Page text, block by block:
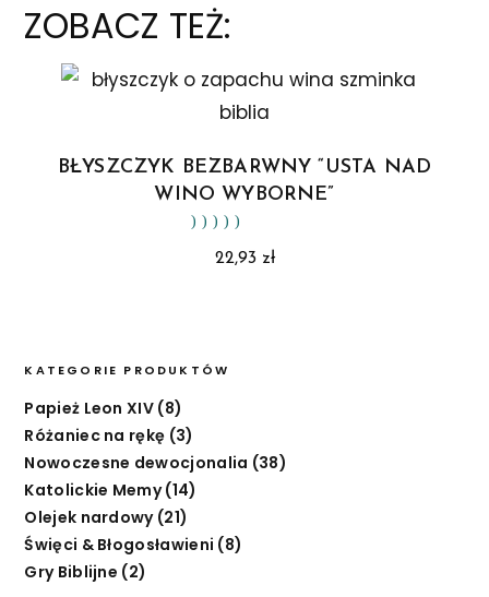
ZOBACZ TEŻ:
BŁYSZCZYK BEZBARWNY “USTA NAD
WINO WYBORNE”
22,93 zł
KATEGORIE PRODUKTÓW
Papież Leon XIV (8)
Różaniec na rękę (3)
Nowoczesne dewocjonalia (38)
Katolickie Memy (14)
Olejek nardowy (21)
Święci & Błogosławieni (8)
Gry Biblijne (2)